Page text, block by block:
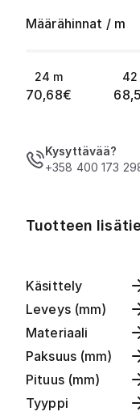
Määrähinnat / m
24 m
70,68€
42
Kysyttävää?
+358 400 173
Tuotteen
Käsittely
Leveys (mm)
Materiaali
Paksuus (mm)
Pituus (mm)
Tyyppi